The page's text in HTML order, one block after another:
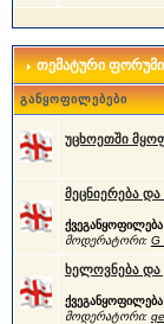
თემატური ფორუმი
განყოფილებები
უცხოეთში
მეცნიერება
მოდერატორი:
ხელოვნება
მოდერატორი: